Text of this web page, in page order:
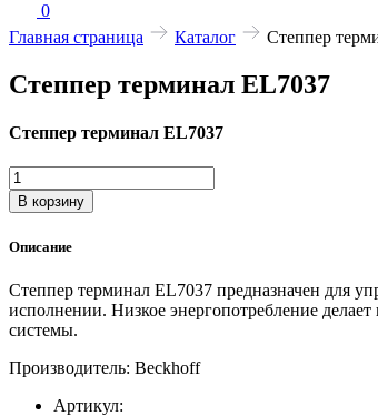
0
Главная страница
Каталог Степпер
Степпер терминал EL7037
Степпер терминал EL7037
Количество
товара
Степпер
EL7037
В корзину
Описание
Степпер терминал EL7037 предназначен для
исполнении. Низкое энергопотребление
системы.
Производитель: Beckhoff
Артикул: